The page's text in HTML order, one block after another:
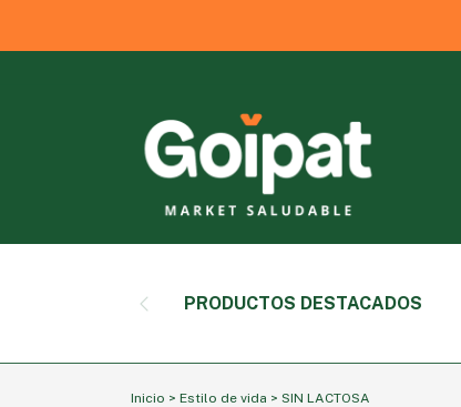
PRODUCTOS DESTACADOS
Inicio > Estilo de vida > SIN LACTOSA